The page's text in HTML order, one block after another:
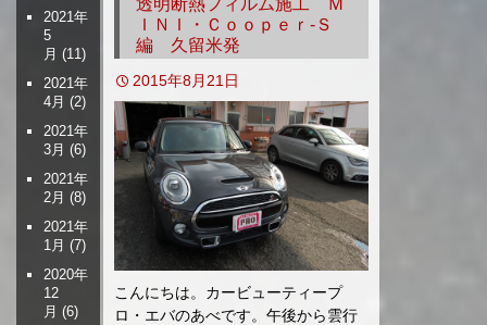
透明断熱フィルム施工 Ｍ
ＩＮＩ・Ｃｏｏｐｅｒ-Ｓ
編 久留米発
2015年8月21日
こんにちは。カービューティープ
ロ・エバのあべです。午後から雲行
2021年
5
月 (11)
2021年
4月 (2)
2021年
3月 (6)
2021年
2月 (8)
2021年
1月 (7)
2020年
12
月 (6)